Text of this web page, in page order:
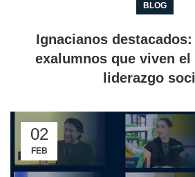
BLOG
Ignacianos
exalumnos que viven el
liderazgo
02
FEB